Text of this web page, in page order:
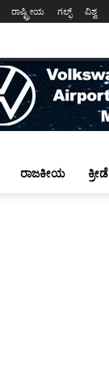
ರಾಷ್ಟ್ರೀಯ ಗಲ್ಫ್ ವಿಶ್ವ
ರಾಜಕೀಯ ಕ್ರೀಡೆ